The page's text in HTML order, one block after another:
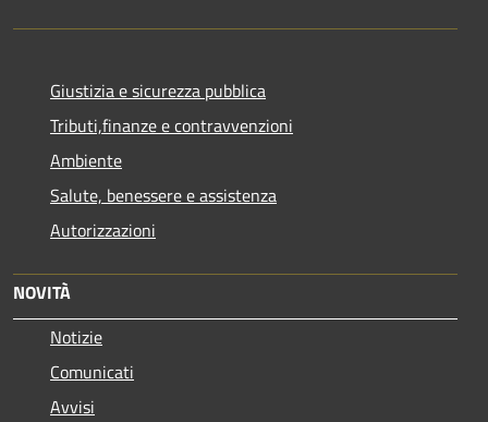
Giustizia e sicurezza pubblica
Tributi,finanze e contravvenzioni
Ambiente
Salute, benessere e assistenza
Autorizzazioni
NOVITÀ
Notizie
Comunicati
Avvisi